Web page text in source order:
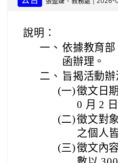
說明：
一、 依據教育
函辦理。
二、 旨揭活動辦
(一)徵文日
0 月 2
(二)徵文對
之個人
(三)徵文內